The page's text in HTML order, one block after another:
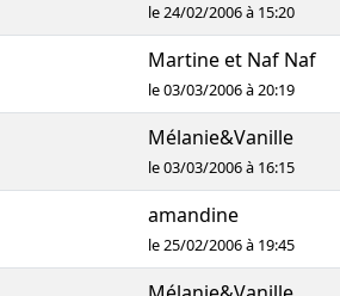
le 24/02/2006 à 15:20
Martine et Naf Naf
le 03/03/2006 à 20:19
Mélanie&Vanille
le 03/03/2006 à 16:15
amandine
le 25/02/2006 à 19:45